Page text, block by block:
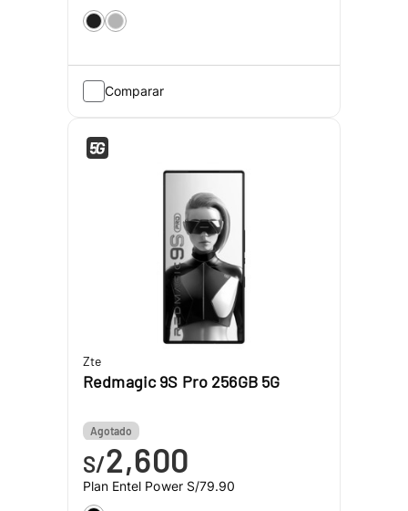
Comparar
Zte
Redmagic 9S Pro 256GB 5G
Agotado
S/2,600
Plan Entel Power S/79.90